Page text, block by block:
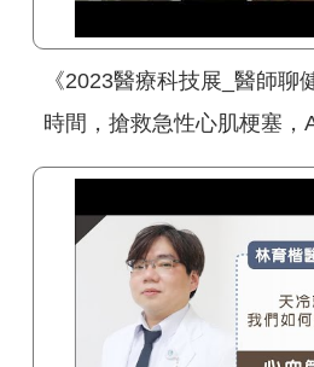
《2023醫療科技展_醫師聊
時間，搶救急性心肌梗塞，